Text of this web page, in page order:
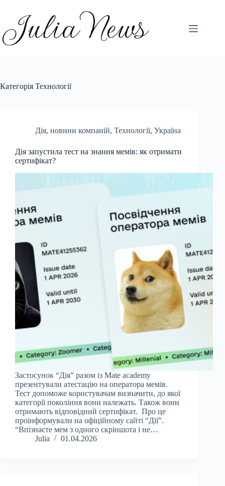
вмісту
Категорія Технології
Дія, новини компаній, Технології, Україна
Дія запустила тест на знання мемів: як отримати
сертифікат?
Застосунок “Дія” разом із Mate academy
презентували атестацію на оператора мемів.
Тест допоможе користувачам визначити, до якої
категорії покоління вони належать. Також вони
отримають відповідний сертифікат. Про це
проінформували на офіційному сайті “Дії”.
“Впізнаєте мем з одного скріншота і не…
Julia
01.04.2026